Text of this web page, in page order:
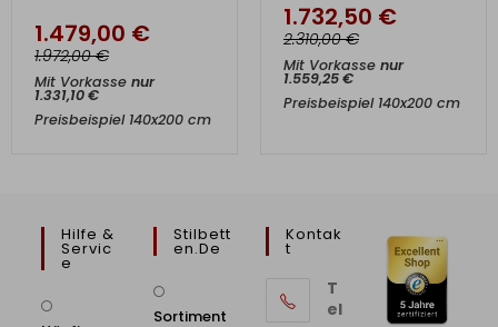
1.479,00 €
1.972,00€
Mit Vorkasse nur
1.331,10€
Preisbeispiel 140x200 cm
1.732,50 €
2.310,00€
Mit Vorkasse nur
1.559,25€
Preisbeispiel 140x200 cm
Hilfe &
Servic
E
Stilbett
En.de
Sortiment
Kontak
T
T
el